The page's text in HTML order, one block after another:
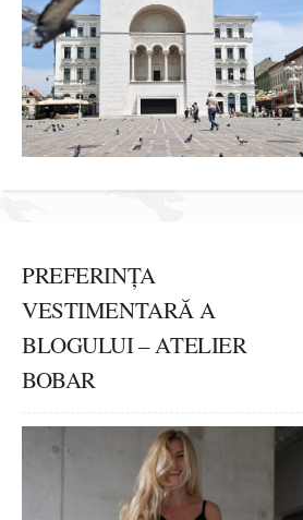
PREFERINȚA
VESTIMENTARĂ A
BLOGULUI – ATELIER
BOBAR